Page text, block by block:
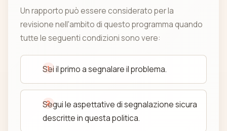
Un rapporto può essere considerato per la
revisione nell'ambito di questo programma quando
tutte le seguenti condizioni sono vere:
Sei il primo a segnalare il problema.
Segui le aspettative di segnalazione sicura
descritte in questa politica.